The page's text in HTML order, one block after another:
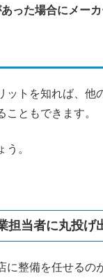
った場合にメー
ットを知れば、他
こともできます。
。
担当者に丸投げ
に整備を任せるの